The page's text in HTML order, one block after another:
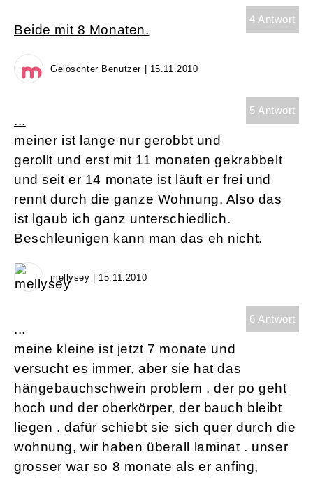
4 Antwort
Beide mit 8 Monaten.
Gelöschter Benutzer | 15.11.2010
5 Antwort
...
meiner ist lange nur gerobbt und
gerollt und erst mit 11 monaten gekrabbelt
und seit er 14 monate ist läuft er frei und
rennt durch die ganze Wohnung. Also das
ist lgaub ich ganz unterschiedlich.
Beschleunigen kann man das eh nicht.
mellysey | 15.11.2010
6 Antwort
...
meine kleine ist jetzt 7 monate und
versucht es immer, aber sie hat das
hängebauchschwein problem . der po geht
hoch und der oberkörper, der bauch bleibt
liegen . dafür schiebt sie sich quer durch die
wohnung, wir haben überall laminat . unser
grosser war so 8 monate als er anfing,